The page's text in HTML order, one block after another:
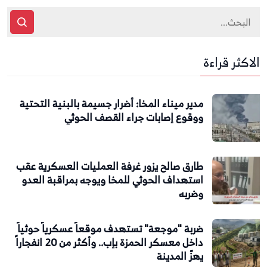
الاكثر قراءة
مدير ميناء المخا: أضرار جسيمة بالبنية التحتية
ووقوع إصابات جراء القصف الحوثي
طارق صالح يزور غرفة العمليات العسكرية عقب
استهداف الحوثي للمخا ويوجه بمراقبة العدو
وضربه
ضربة "موجعة" تستهدف موقعاً عسكرياً حوثياً
داخل معسكر الحمزة بإب.. وأكثر من 20 انفجاراً
يهزّ المدينة